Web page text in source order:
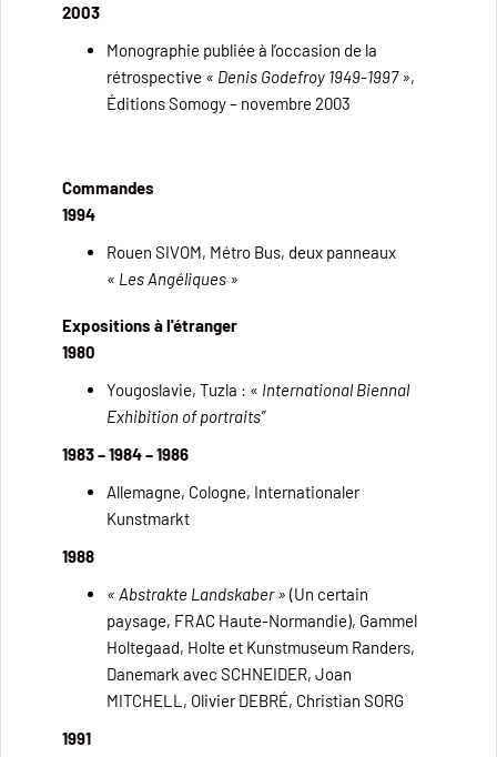
2003
Monographie publiée à l’occasion de la
rétrospective « Denis Godefroy 1949-1997 »,
Éditions Somogy – novembre 2003
Commandes
1994
Rouen SIVOM, Métro Bus, deux panneaux
« Les Angéliques »
Expositions à l'étranger
1980
Yougoslavie, Tuzla : « International Biennal
Exhibition of portraits”
1983 – 1984 – 1986
Allemagne, Cologne, Internationaler
Kunstmarkt
1988
« Abstrakte Landskaber » (Un certain
paysage, FRAC Haute-Normandie), Gammel
Holtegaad, Holte et Kunstmuseum Randers,
Danemark avec SCHNEIDER, Joan
MITCHELL, Olivier DEBRÉ, Christian SORG
1991